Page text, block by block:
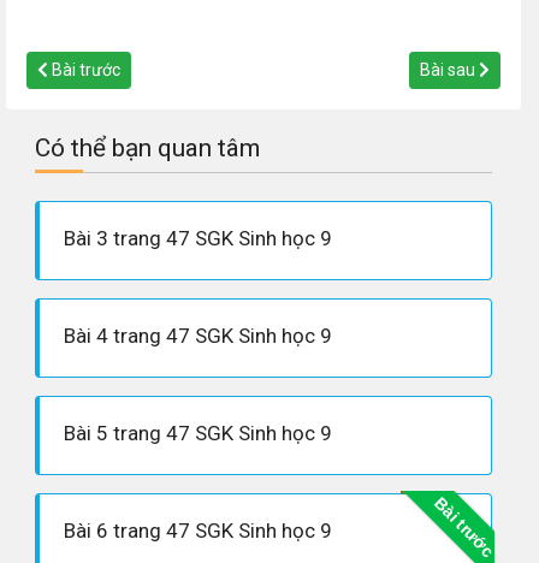
Bài trước Bài sau
Có thể bạn quan tâm
Bài 3 trang 47 SGK Sinh học 9
Bài 4 trang 47 SGK Sinh học 9
Bài 5 trang 47 SGK Sinh học 9
Bài trước
Bài 6 trang 47 SGK Sinh học 9